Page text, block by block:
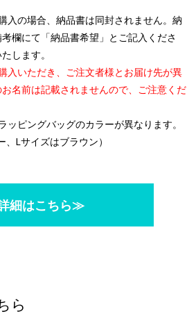
入の場合、納品書は同封されません。納
欄にて「納品書希望」とご記入くださ
します。
入いただき、ご注文者様とお届け先が異
名前は記載されませんので、ご注意くだ
ッピングバッグのカラーが異なります。
、Lサイズはブラウン）
細はこちら≫
ら